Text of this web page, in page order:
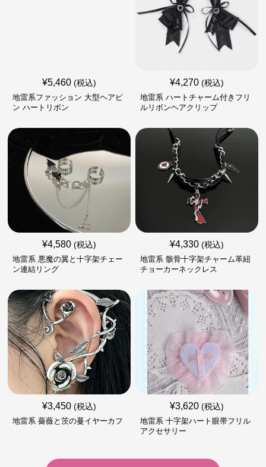
¥5,460 (税込)
地雷系ファッション 大型ヘアピ
ン ハートリボン
¥4,270 (税込)
地雷系 ハートチャーム付きフリ
ルリボンヘアクリップ
¥4,580 (税込)
地雷系 悪魔の翼と十字架チェー
ン連結リング
¥4,330 (税込)
地雷系 骸骨十字架チャーム革紐
チョーカーネックレス
¥3,450 (税込)
地雷系 薔薇と茨の蔓イヤーカフ
¥3,620 (税込)
地雷系 十字架ハート眼帯フリル
アクセサリー